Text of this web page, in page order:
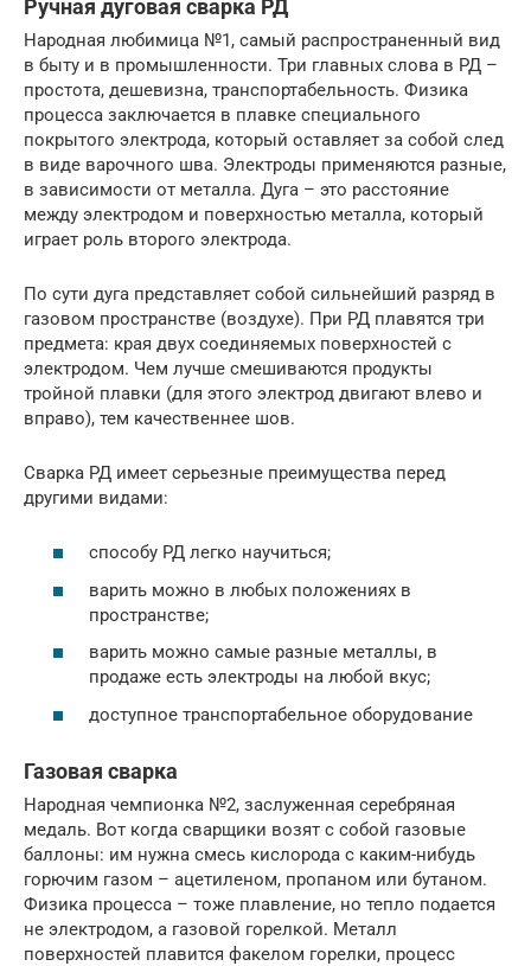
Ручная дуговая сварка РД
Народная любимица №1, самый распространенный вид
в быту и в промышленности. Три главных слова в РД –
простота, дешевизна, транспортабельность. Физика
процесса заключается в плавке специального
покрытого электрода, который оставляет за собой след
в виде варочного шва. Электроды применяются разные,
в зависимости от металла. Дуга – это расстояние
между электродом и поверхностью металла, который
играет роль второго электрода.
По сути дуга представляет собой сильнейший разряд в
газовом пространстве (воздухе). При РД плавятся три
предмета: края двух соединяемых поверхностей с
электродом. Чем лучше смешиваются продукты
тройной плавки (для этого электрод двигают влево и
вправо), тем качественнее шов.
Сварка РД имеет серьезные преимущества перед
другими видами:
способу РД легко научиться;
варить можно в любых положениях в
пространстве;
варить можно самые разные металлы, в
продаже есть электроды на любой вкус;
доступное транспортабельное оборудование
Газовая сварка
Народная чемпионка №2, заслуженная серебряная
медаль. Вот когда сварщики возят с собой газовые
баллоны: им нужна смесь кислорода с каким-нибудь
горючим газом – ацетиленом, пропаном или бутаном.
Физика процесса – тоже плавление, но тепло подается
не электродом, а газовой горелкой. Металл
поверхностей плавится факелом горелки, процесс